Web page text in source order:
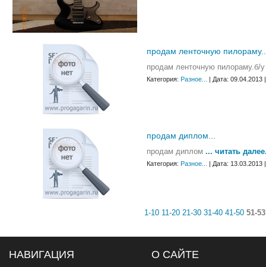
продам ленточную
продам ленточную пилораму.б/
Категория: Разное... | Дата:
продам диплом...
продам диплом ... читать
Категория: Разное... | Дата:
1-10 11-20 21-30 31-40 41-50 51-53
НАВИГАЦИЯ О САЙТЕ